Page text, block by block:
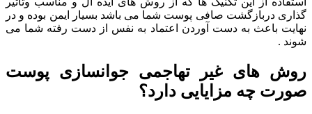
گذاری دربازگشت صافی پوست شما می باشد بسیار ایمن بوده و در
نهایت باعث به دست آوردن اعتماد به نفس از دست رفته شما می
شوند .
روش های غیر تهاجمی جوانسازی پوست
صورت چه مزایایی دارد؟